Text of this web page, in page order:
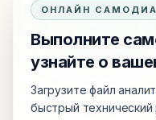
ОНЛАЙН
Выполните
узнайте о
Загрузите файл
быстрый технический